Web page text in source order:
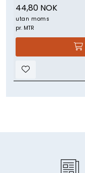
44,80 NOK
utan moms
pr. MTR